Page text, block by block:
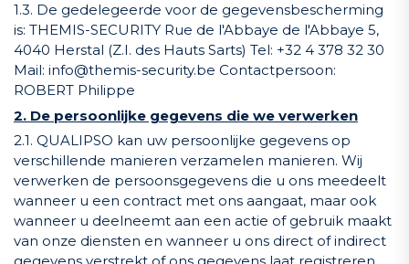
1.3. De gedelegeerde voor de gegevensbescherming
is: THEMIS-SECURITY Rue de l'Abbaye de l'Abbaye 5,
4040 Herstal (Z.I. des Hauts Sarts) Tel: +32 4 378 32 30
Mail: info@themis-security.be Contactpersoon:
ROBERT Philippe
2. De persoonlijke gegevens die we verwerken
2.1. QUALIPSO kan uw persoonlijke gegevens op
verschillende manieren verzamelen manieren. Wij
verwerken de persoonsgegevens die u ons meedeelt
wanneer u een contract met ons aangaat, maar ook
wanneer u deelneemt aan een actie of gebruik maakt
van onze diensten en wanneer u ons direct of indirect